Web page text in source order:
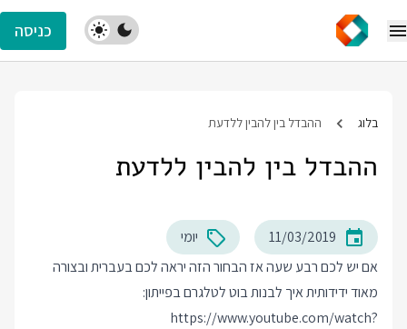
כניסה
בלוג ההבדל בין להבין ללדעת
ההבדל בין להבין ללדעת
11/03/2019
יומי
אם יש לכם רבע שעה אז הבחור הזה יראה לכם בעברית ובצורה
מאוד ידידותית איך לבנות בוט לטלגרם בפייתון:
https://www.youtube.com/watch?